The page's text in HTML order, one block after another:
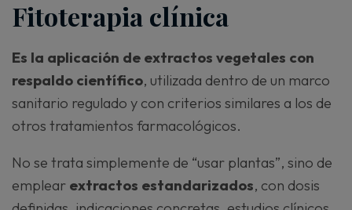
Fitoterapia clínica
Es la aplicación de extractos vegetales con
respaldo científico, utilizada dentro de un marco
sanitario regulado y con criterios similares a los de
otros tratamientos farmacológicos.
No se trata simplemente de “usar plantas”, sino de
emplear extractos estandarizados, con dosis